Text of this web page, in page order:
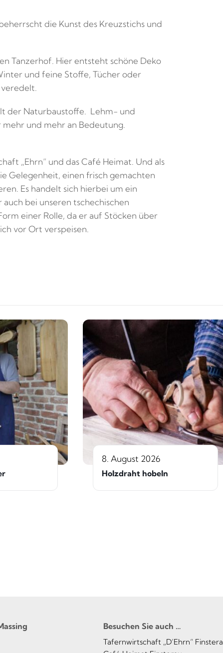
die Kunst des Kreuzstichs und
Tanzerhof. Hier entsteht schöne Deko
und feine Stoffe, Tücher oder
der Naturbaustoffe. Lehm- und
und mehr an Bedeutung.
„Ehrn“ und das Café Heimat. Und als
Gelegenheit, einen frisch gemachten
Es handelt sich hierbei um ein
bei unseren tschechischen
einer Rolle, da er auf Stöcken über
vor Ort verspeisen.
8. August 2026
Holzdraht hobeln
Besuchen Sie auch …
Tafernwirtschaft „D’Ehrn“